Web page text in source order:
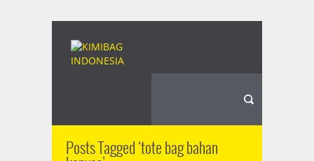
Posts Tagged ‘tote bag bahan